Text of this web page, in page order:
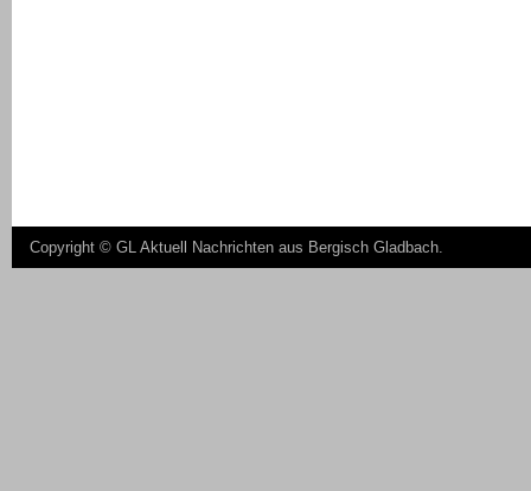
Copyright © GL Aktuell Nachrichten aus Bergisch Gladbach.